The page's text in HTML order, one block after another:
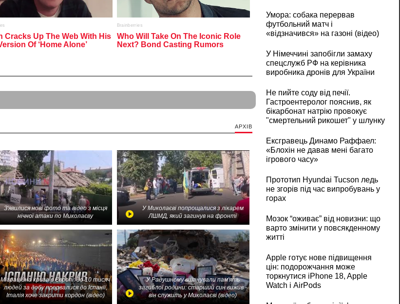
АРХІВ
З'явилися нові фото та відео з місця
нічної атаки по Миколаєву
У Миколаєві попрощалися з лікарем
ЛШМД, який загинув на фронті
Міграційна криза в Європі: до 10 тисяч
людей за добу прорвалися до Іспанії,
Італія хоче закрити кордон (відео)
У Радушному вшанували пам'ять
загиблої родини: старший син вижив -
він служить у Миколаєві (відео)
Умора: собака перервав
футбольний матч і
«відзначився» на газоні (відео)
У Німеччині запобігли замаху
спецслужб РФ на керівника
виробника дронів для України
Не пийте соду від печії.
Гастроентеролог пояснив, як
бікарбонат натрію провокує
"смертельний рикошет" у шлунку
Ексгравець Динамо Раффаел:
«Блохін не давав мені багато
ігрового часу»
Прототип Hyundai Tucson ледь
не згорів під час випробувань у
горах
Мозок “оживає” від новизни: що
варто змінити у повсякденному
житті
Apple готує нове підвищення
цін: подорожчання може
торкнутися iPhone 18, Apple
Watch і AirPods